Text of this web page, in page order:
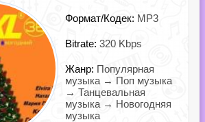
Формат/Кодек: MP3
Bitrate: 320 Kbps
Жанр: Популярная
музыка → Поп музыка
→ Танцевальная
музыка → Новогодняя
музыка